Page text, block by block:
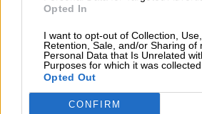
Opted In
I want to opt-out of Collection, Use,
Retention, Sale, and/or Sharing of
Personal Data that Is Unrelated
Purposes for which it was collected.
Opted Out
CONFIRM
EINWEG
0,44 L POTERE - € 8,16